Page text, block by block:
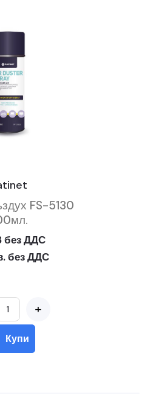
FS-5130
без ДДС
без ДДС
+
Купи